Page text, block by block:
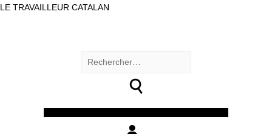
LE TRAVAILLEUR CATALAN
Rechercher :